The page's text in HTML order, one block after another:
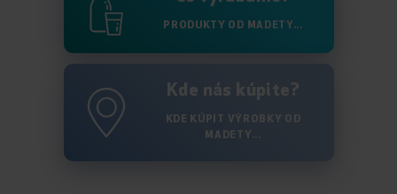
PRODUKTY OD MADETY...
Kde nás kúpite?
KDE KÚPIT VÝROBKY OD
MADETY...